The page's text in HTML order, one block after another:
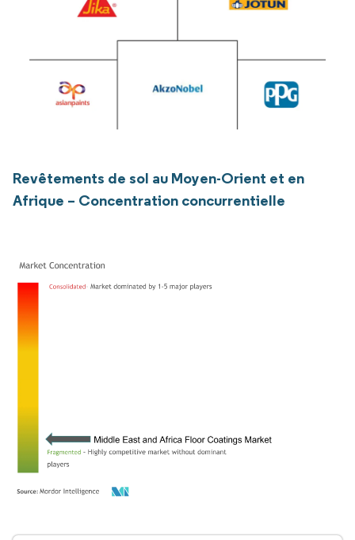
Revêtements de sol au Moyen-Orient et en
Afrique – Concentration concurrentielle